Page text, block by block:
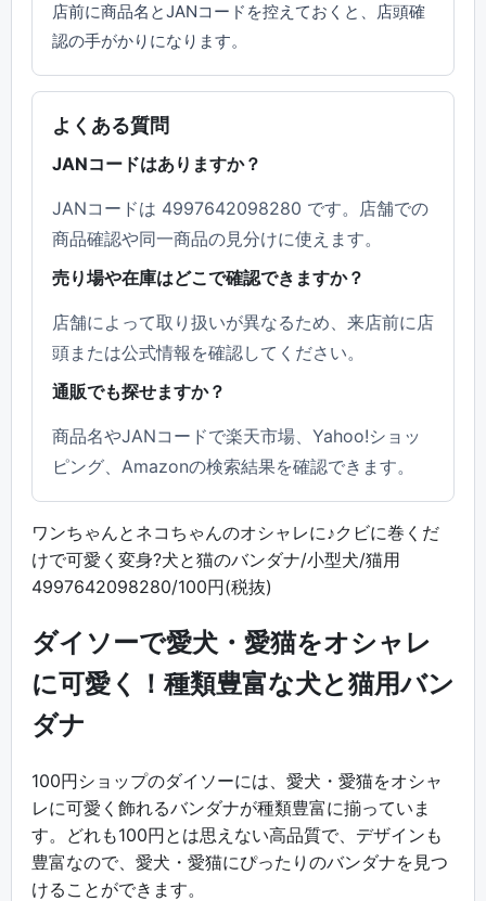
店前に商品名とJANコードを控えておくと、店頭確
認の手がかりになります。
よくある質問
JANコードはありますか？
JANコードは 4997642098280 です。店舗での
商品確認や同一商品の見分けに使えます。
売り場や在庫はどこで確認できますか？
店舗によって取り扱いが異なるため、来店前に店
頭または公式情報を確認してください。
通販でも探せますか？
商品名やJANコードで楽天市場、Yahoo!ショッ
ピング、Amazonの検索結果を確認できます。
ワンちゃんとネコちゃんのオシャレに♪クビに巻くだ
けで可愛く変身?犬と猫のバンダナ/小型犬/猫用
4997642098280/100円(税抜)
ダイソーで愛犬・愛猫をオシャレ
に可愛く！種類豊富な犬と猫用バン
ダナ
100円ショップのダイソーには、愛犬・愛猫をオシャ
レに可愛く飾れるバンダナが種類豊富に揃っていま
す。どれも100円とは思えない高品質で、デザインも
豊富なので、愛犬・愛猫にぴったりのバンダナを見つ
けることができます。